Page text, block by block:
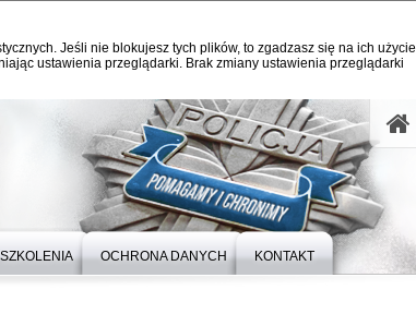
Jeśli nie blokujesz tych plików, to zgadzasz się na ich użycie
ustawienia przeglądarki. Brak zmiany ustawienia przeglądarki
OCHRONA DANYCH KONTAKT